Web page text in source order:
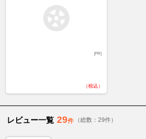
[PR]
（税込）
レビュー一覧 29件 （総数：29件）